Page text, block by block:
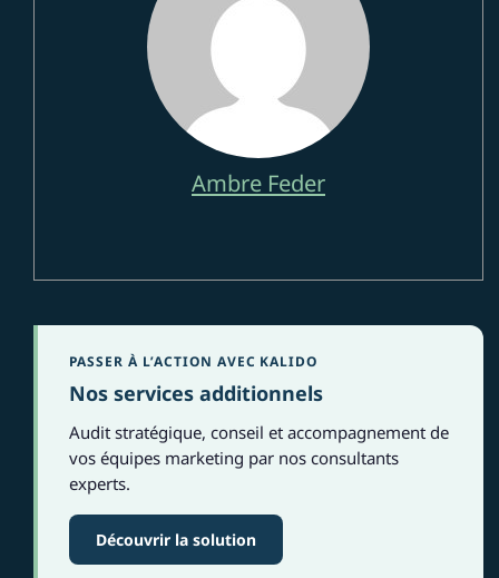
Ambre Feder
PASSER À L’ACTION AVEC KALIDO
Nos services additionnels
Audit stratégique, conseil et accompagnement de
vos équipes marketing par nos consultants
experts.
Découvrir la solution